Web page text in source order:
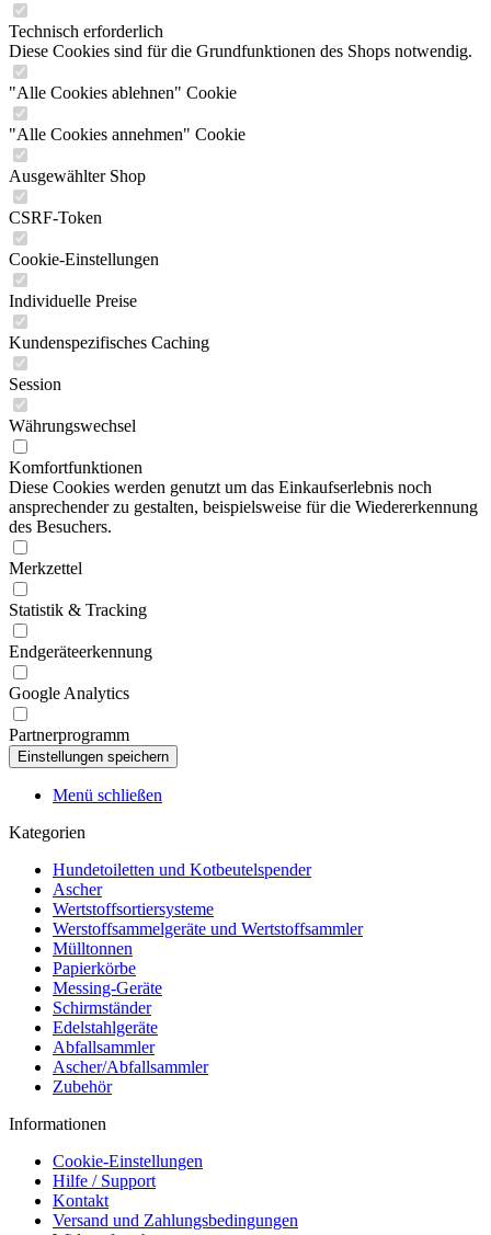
Technisch erforderlich
Diese Cookies sind für die Grundfunktionen des Shops notwendig.
"Alle Cookies ablehnen" Cookie
"Alle Cookies annehmen" Cookie
Ausgewählter Shop
CSRF-Token
Cookie-Einstellungen
Individuelle Preise
Kundenspezifisches Caching
Session
Währungswechsel
Komfortfunktionen
Diese Cookies werden genutzt um das Einkaufserlebnis noch
ansprechender zu gestalten, beispielsweise für die Wiedererkennung
des Besuchers.
Merkzettel
Statistik & Tracking
Endgeräteerkennung
Google Analytics
Partnerprogramm
Menü schließen
Kategorien
Hundetoiletten und Kotbeutelspender
Ascher
Wertstoffsortiersysteme
Werstoffsammelgeräte und Wertstoffsammler
Mülltonnen
Papierkörbe
Messing-Geräte
Schirmständer
Edelstahlgeräte
Abfallsammler
Ascher/Abfallsammler
Zubehör
Informationen
Cookie-Einstellungen
Hilfe / Support
Kontakt
Versand und Zahlungsbedingungen